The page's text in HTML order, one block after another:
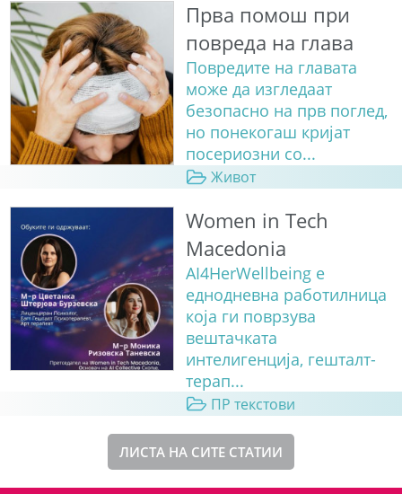
Прва помош при
повреда на глава
Повредите на главата
може да изгледаат
безопасно на прв поглед,
но понекогаш кријат
посериозни со...
Живот
Women in Tech
Macedonia
AI4HerWellbeing е
еднодневна работилница
која ги поврзува
вештачката
интелигенција, гешталт-
терап...
ПР текстови
ЛИСТА НА СИТЕ СТАТИИ